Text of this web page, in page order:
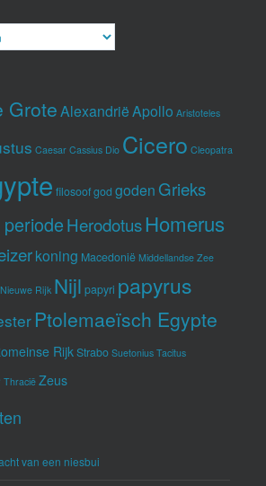
GroteAlexandriëApollo Aristoteles
Caesar Cassius Dio Cicero Cleopatra
filosoofgod goden Grieks
HerodotusHomerus
koning Macedonië Middellandse Zee
Nieuwe Rijk Nijl papyri papyrus
Ptolemaeïsch Egypte
RijkStrabo Suetonius Tacitus
Thracië Zeus
van een niesbui